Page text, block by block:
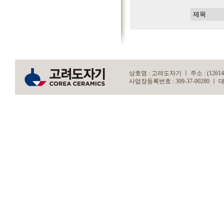
상호명 : 고려도자기 ㅣ 주소 :
사업장등록번호 : 309-37-00280 ㅣ